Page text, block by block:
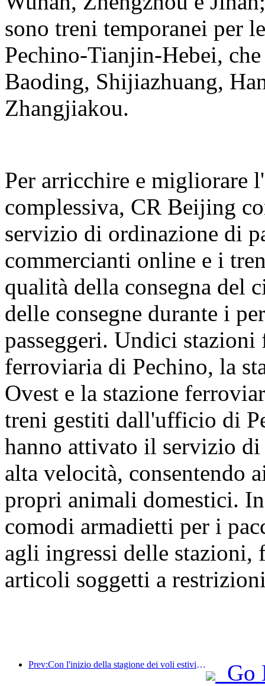
sono treni temporanei per
Pechino-Tianjin-Hebei,
Baoding, Shijiazhuang,
Zhangjiakou.
Per arricchire e migliorare
complessiva, CR Beijing
servizio di ordinazione di
commercianti online e i
qualità della consegna del
delle consegne durante i
passeggeri. Undici
ferroviaria di Pechino, la
Ovest e la stazione
treni gestiti dall'ufficio di
hanno attivato il servizio
alta velocità, consentendo
propri animali domestici.
comodi armadietti per i
agli ingressi delle stazioni,
articoli soggetti a
Prev:Con l'inizio della stagione dei voli estivi e autunnali, 41 nuove destinazioni sono state aggiunte ai tre aeroporti dell'isola di Hainan.
Go